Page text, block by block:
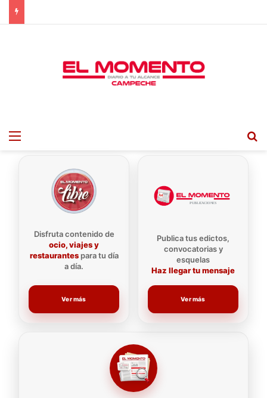
Menu
Disfruta contenido de
ocio, viajes y
restaurantespara tu día
a día.
Ver más
Publica tus edictos,
convocatorias y
esquelas
Haz llegar tu mensaje
Ver más